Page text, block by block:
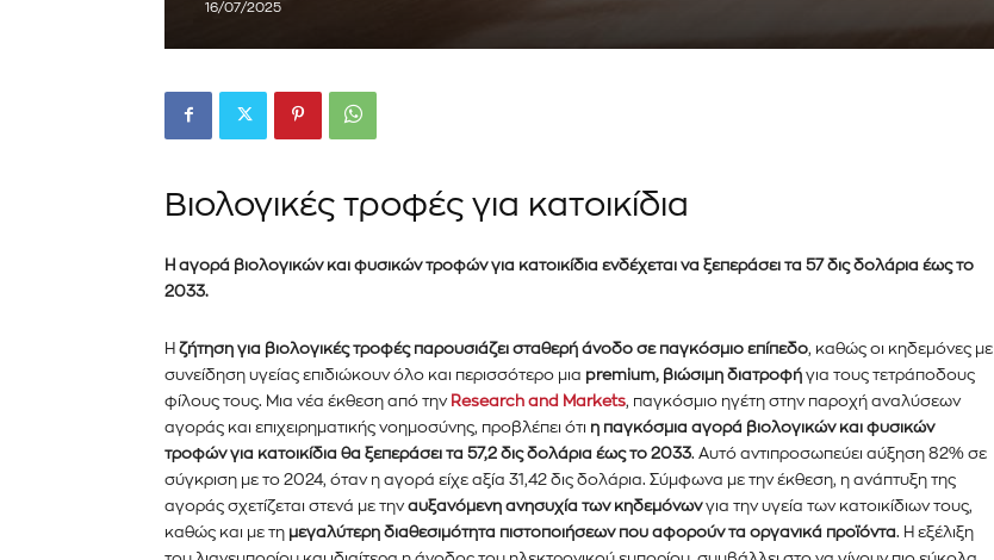
16/07/2025
Βιολογικές τροφές για κατοικίδια
Η αγορά βιολογικών και φυσικών τροφών για κατοικίδια ενδέχεται να ξεπεράσει τα 57 δις δολάρια έως το
2033.
Η ζήτηση για βιολογικές τροφές παρουσιάζει σταθερή άνοδο σε παγκόσμιο επίπεδο, καθώς οι κηδεμόνες με
συνείδηση υγείας επιδιώκουν όλο και περισσότερο μια premium, βιώσιμη διατροφή για τους τετράποδους
φίλους τους. Μια νέα έκθεση από την Research and Markets, παγκόσμιο ηγέτη στην παροχή αναλύσεων
αγοράς και επιχειρηματικής νοημοσύνης, προβλέπει ότι η παγκόσμια αγορά βιολογικών και φυσικών
τροφών για κατοικίδια θα ξεπεράσει τα 57,2 δις δολάρια έως το 2033. Αυτό αντιπροσωπεύει αύξηση 82% σε
σύγκριση με το 2024, όταν η αγορά είχε αξία 31,42 δις δολάρια. Σύμφωνα με την έκθεση, η ανάπτυξη της
αγοράς σχετίζεται στενά με τηναυξανόμενη ανησυχία των κηδεμόνωνγια την υγεία των κατοικίδιων τους,
καθώς και με τη μεγαλύτερη διαθεσιμότητα πιστοποιήσεων που αφορούν τα οργανικά προϊόντα. Η εξέλιξη